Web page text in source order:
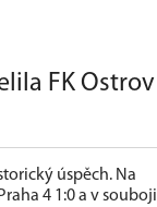
FK Ostrov
úspěch. Na
4 1:0 a v souboji